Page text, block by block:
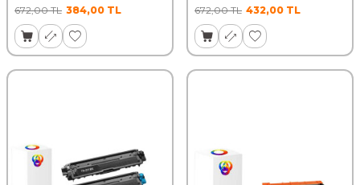
672,00TL 384,00 TL 672,00TL 432,00 TL